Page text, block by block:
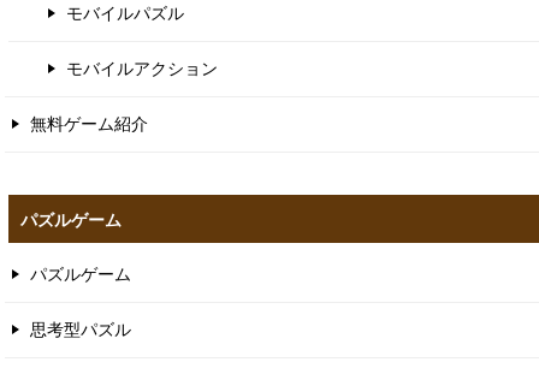
モバイルパズル
モバイルアクション
無料ゲーム紹介
パズルゲーム
パズルゲーム
思考型パズル